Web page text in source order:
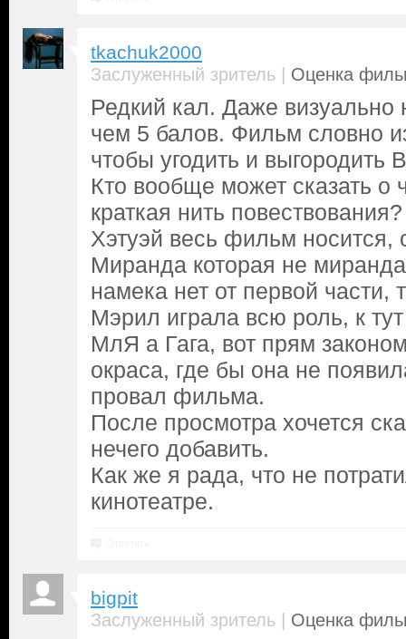
tkachuk2000
Заслуженный зритель | Оценка
Редкий кал. Даже визуально
чем 5 балов. Фильм словно
чтобы угодить и выгородить
Кто вообще может сказать
краткая нить повествования?
Хэтуэй весь фильм
Миранда которая не
намека нет от первой части,
Мэрил играла всю роль, к
МлЯ а Гага, вот прям
окраса, где бы она не
провал фильма.
После просмотра хочется
нечего добавить.
Как же я рада, что не
кинотеатре.
bigpit
Заслуженный зритель | Оценка